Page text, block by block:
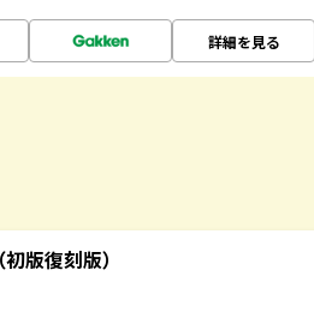
詳細を見る
版復刻版）